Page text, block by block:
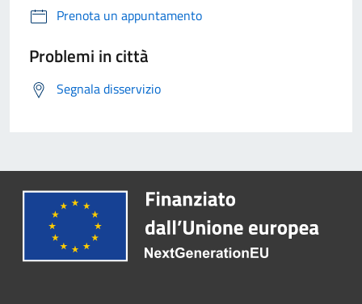
Prenota un appuntamento
Problemi in città
Segnala disservizio